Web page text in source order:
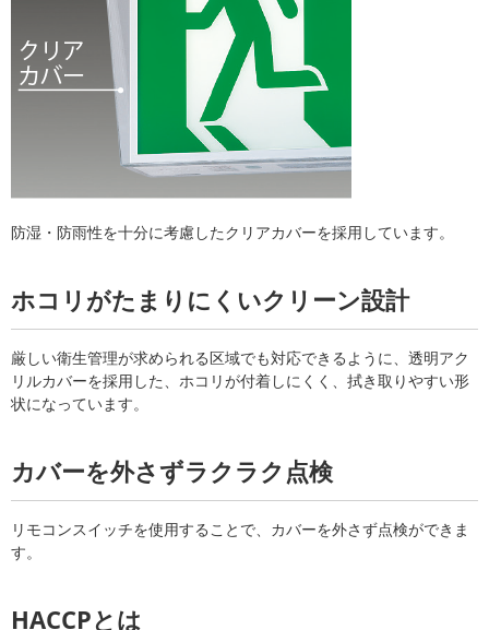
防湿・防雨性を十分に考慮したクリアカバーを採用しています。
ホコリがたまりにくいクリーン設計
厳しい衛生管理が求められる区域でも対応できるように、透明アク
リルカバーを採用した、ホコリが付着しにくく、拭き取りやすい形
状になっています。
カバーを外さずラクラク点検
リモコンスイッチを使用することで、カバーを外さず点検ができま
す。
HACCPとは